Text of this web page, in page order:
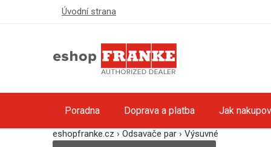
Úvodní strana
Poradna Doprava a platba Jak
eshopfranke.cz › Odsavače par › Výsuvné